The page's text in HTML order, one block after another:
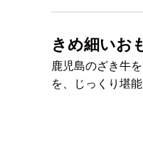
きめ細いお
鹿児島のざき牛
を、じっくり堪能